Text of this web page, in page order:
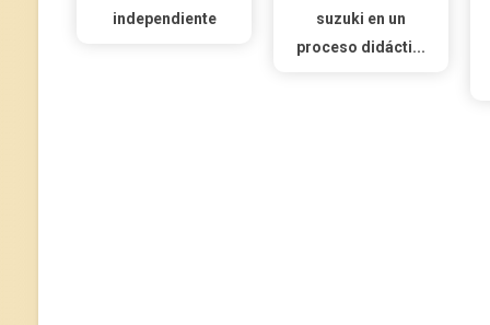
independiente
suzuki en un
proceso didácti...